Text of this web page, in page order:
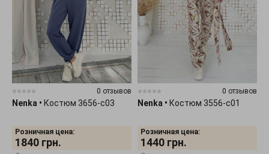
0 отзывов
Nenka • Костюм 3656-c03
Розничная цена:
1840 грн.
0 отзывов
Nenka • Костюм 3556-c01
Розничная цена:
1440 грн.